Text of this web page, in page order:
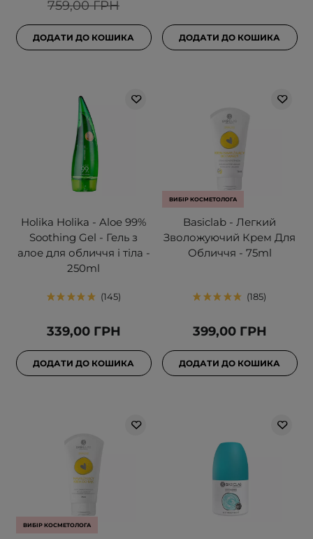
759,00 ГРН
ДОДАТИ ДО КОШИКА ДОДАТИ ДО КОШИКА
Holika Holika - Aloe 99%
Soothing Gel - Гель з
алое для обличчя і тіла -
250ml
145
339,00 ГРН
ДОДАТИ ДО КОШИКА
ВИБІР КОСМЕТОЛОГА
Basiclab - Легкий
Зволожуючий Крем Для
Обличчя - 75ml
185
399,00 ГРН
ДОДАТИ ДО КОШИКА
ВИБІР КОСМЕТОЛОГА